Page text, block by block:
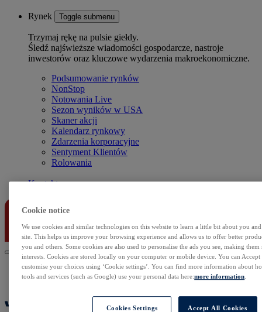
Rynek Toggle submenu
Trzymaj rękę na pulsie giełdy.
Śledź najświeższe wiadomości gospodarcze, nastroje
inwestorów oraz kluczowe wydarzenia makroekonomiczne.
Podsumowanie rynków
NonStop
Notowania Live
Sezon wyników w USA
Skaner akcji
Kalendarz rynkowy
Zdarzenia korporacyjne
Sentyment Klientów
Rolowania
Kontakt
Cookie notice
We use cookies and similar technologies on this website to learn a little bit about you
site. This helps us improve your browsing experience and allows us to offer better
you and others. Some cookies are also used to personalise the ads you see, making
interests. Cookies are stored locally on your computer or mobile device. You can
customise your choices using ‘Cookie settings’. You can find more information about
tools and services (such as Google) use your personal data here:more information
Cookies Settings Accept All Cookies